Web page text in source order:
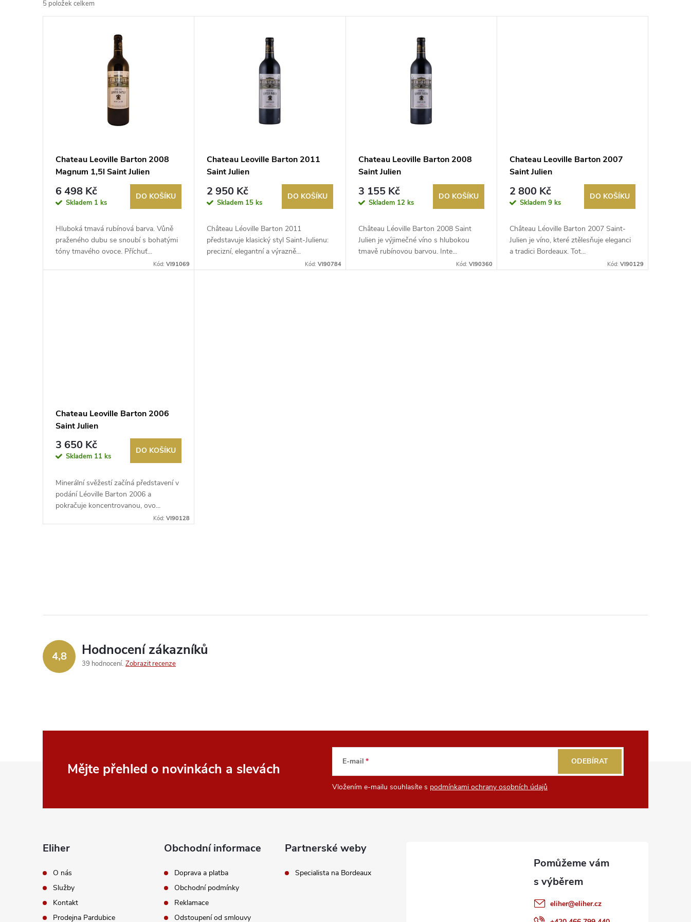
z
t
5 položek celkem
Chateau Leoville Barton 2008
Magnum 1,5l Saint Julien
6 498 Kč
Skladem 1 ks
DO KOŠÍKU
Hluboká tmavá rubínová barva. Vůně
praženého dubu se snoubí s bohatými
tóny tmavého ovoce. Příchuť...
Kód:VI91069
Chateau Leoville Barton 2011
Saint Julien
2 950 Kč
Skladem 15 ks
DO KOŠÍKU
Château Léoville Barton 2011
představuje klasický styl Saint-Julienu:
precizní, elegantní a výrazně...
Kód: VI90784
Chateau Leoville Barton 2008
Saint Julien
3 155 Kč
Skladem 12 ks
DO KOŠÍKU
Château Léoville Barton 2008 Saint
Julien je výjimečné víno s hlubokou
tmavě rubínovou barvou. Inte...
Kód: VI90360
Chateau Leoville Barton 2007
Saint Julien
2 800 Kč
Skladem 9 ks
DO KOŠÍKU
Château Léoville Barton 2007 Saint-
Julien je víno, které ztělesňuje eleganci
a tradici Bordeaux. Tot...
Kód: VI90129
Chateau Leoville Barton 2006
Saint Julien
3 650 Kč
Skladem 11 ks
DO KOŠÍKU
Minerální svěžestí začíná představení v
podání Léoville Barton 2006 a
pokračuje koncentrovanou, ovo...
Kód:VI90128
d
a
p
y
ý
p
i
s
4,8 Hodnocení zákazníků
39 hodnocení Zobrazit recenze
Mějte přehled o novinkách a slevách E-mail
Vložením e-mailu souhlasíte s podmínkami ochrany osobních údajů
ODEBÍRAT
Eliher
O nás
Služby
Kontakt
Prodejna Pardubice
Obchodní informace
Doprava a platba
Obchodní podmínky
Reklamace
Odstoupení od smlouvy
Partnerské weby
Specialista na Bordeaux
eliher@eliher.cz